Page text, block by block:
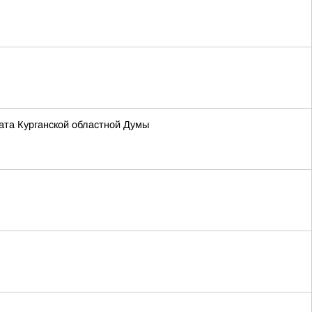
Курганской областной Думы